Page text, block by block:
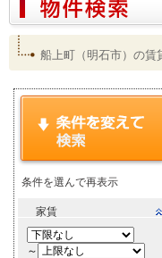
船上町（明石市）の賃
条件を選んで再表示
家賃
～